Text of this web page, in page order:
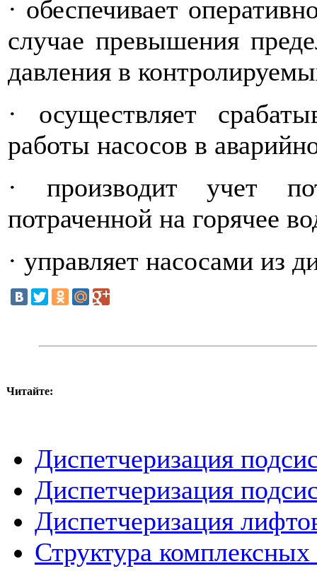
· обеспечивает
случае превышения
давления в
· осуществляет
работы насосов в
· производит учет
потраченной на горячее
· управляет насосами из
Читайте:
Диспетчеризация
Диспетчеризация
Диспетчеризация
Структура